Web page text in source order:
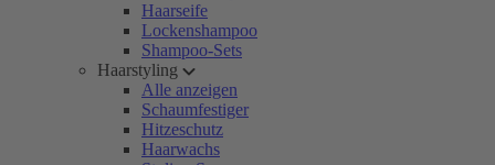
Haarseife
Lockenshampoo
Shampoo-Sets
Haarstyling
Alle anzeigen
Schaumfestiger
Hitzeschutz
Haarwachs